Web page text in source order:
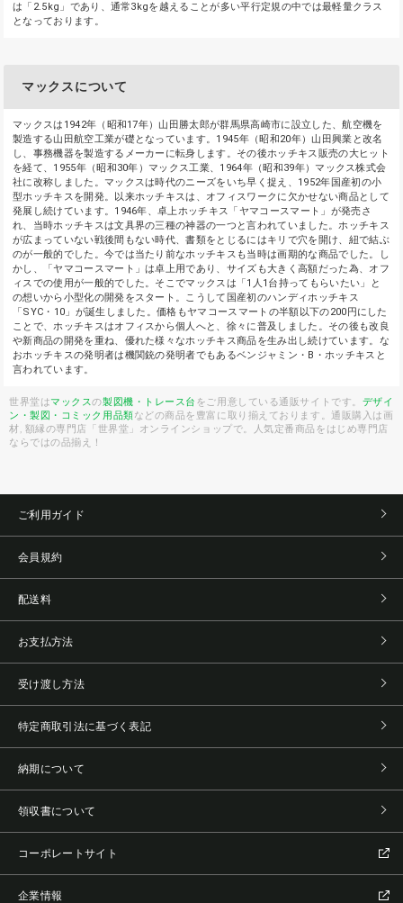
は「2.5kg」であり、通常3kgを越えることが多い平行定規の中では最軽量クラス
となっております。
マックスについて
マックスは1942年（昭和17年）山田勝太郎が群馬県高崎市に設立した、航空機を
製造する山田航空工業が礎となっています。1945年（昭和20年）山田興業と改名
し、事務機器を製造するメーカーに転身します。その後ホッチキス販売の大ヒット
を経て、1955年（昭和30年）マックス工業、1964年（昭和39年）マックス株式会
社に改称しました。マックスは時代のニーズをいち早く捉え、1952年国産初の小
型ホッチキスを開発。以来ホッチキスは、オフィスワークに欠かせない商品として
発展し続けています。1946年、卓上ホッチキス「ヤマコースマート」が発売さ
れ、当時ホッチキスは文具界の三種の神器の一つと言われていました。ホッチキス
が広まっていない戦後間もない時代、書類をとじるにはキリで穴を開け、紐で結ぶ
のが一般的でした。今では当たり前なホッチキスも当時は画期的な商品でした。し
かし、「ヤマコースマート」は卓上用であり、サイズも大きく高額だった為、オフ
ィスでの使用が一般的でした。そこでマックスは「1人1台持ってもらいたい」と
の想いから小型化の開発をスタート。こうして国産初のハンディホッチキス
「SYC・10」が誕生しました。価格もヤマコースマートの半額以下の200円にした
ことで、ホッチキスはオフィスから個人へと、徐々に普及しました。その後も改良
や新商品の開発を重ね、優れた様々なホッチキス商品を生み出し続けています。な
おホッチキスの発明者は機関銃の発明者でもあるベンジャミン・B・ホッチキスと
言われています。
世界堂はマックスの製図機・トレース台 をご用意している通販サイトです。 デザイ
ン・製図・コミック用品類などの商品を豊富に取り揃えております。通販購入は画
材, 額縁の専門店「世界堂」オンラインショップで。人気定番商品をはじめ専門店
ならではの品揃え！
ご利用ガイド
会員規約
配送料
お支払方法
受け渡し方法
特定商取引法に基づく表記
納期について
領収書について
コーポレートサイト
企業情報